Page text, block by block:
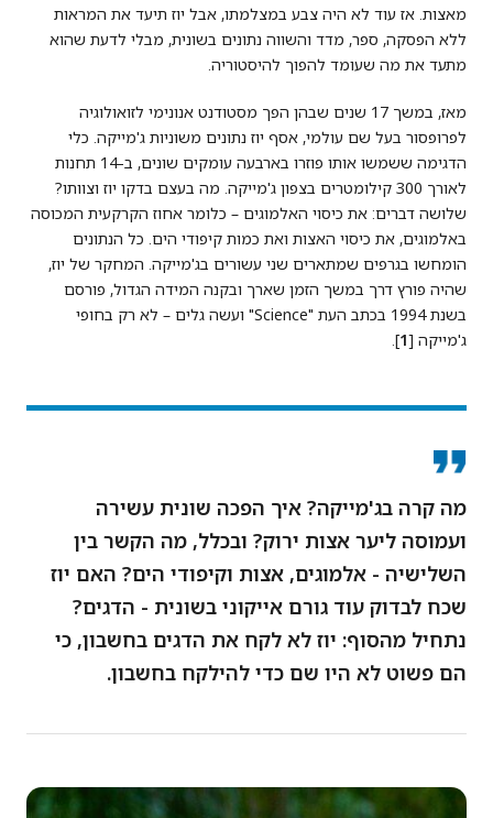
מאצות. אז עוד לא היה צבע במצלמתו, אבל יוז תיעד את המראות
ללא הפסקה, ספר, מדד והשווה נתונים בשונית, מבלי לדעת שהוא
מתעד את מה שעומד להפוך להיסטוריה.
מאז, במשך 17 שנים שבהן הפך מסטודנט אנונימי לזואולוגיה
לפרופסור בעל שם עולמי, אסף יוז נתונים משוניות ג'מייקה. כלי
הדגימה ששמשו אותו פוזרו בארבעה עומקים שונים, ב-14 תחנות
לאורך 300 קילומטרים בצפון ג'מייקה. מה בעצם בדקו יוז וצוותו?
שלושה דברים: את כיסוי האלמוגים – כלומר אחוז הקרקעית המכוסה
באלמוגים, את כיסוי האצות ואת כמות קיפודי הים. כל הנתונים
הומחשו בגרפים שמתארים שני עשורים בג'מייקה. המחקר של יוז,
שהיה פורץ דרך במשך הזמן שארך ובקנה המידה הגדול, פורסם
בשנת 1994 בכתב העת "Science" ועשה גלים – לא רק בחופי
ג'מייקה [1
].
מה קרה בג'מייקה? איך הפכה שונית עשירה
ועמוסה ליער אצות ירוק? ובכלל, מה הקשר בין
השלישיה - אלמוגים, אצות וקיפודי הים? האם יוז
שכח לבדוק עוד גורם אייקוני בשונית - הדגים?
נתחיל מהסוף: יוז לא לקח את הדגים בחשבון, כי
הם פשוט לא היו שם כדי להילקח בחשבון.